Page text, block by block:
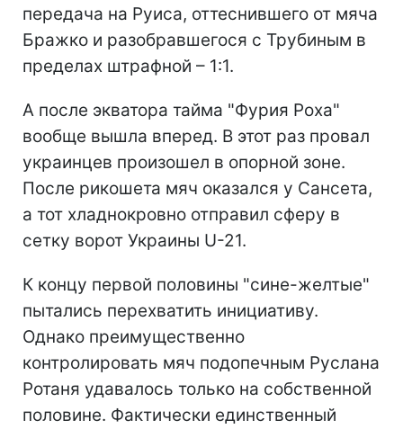
передача на Руиса, оттеснившего от мяча
Бражко и разобравшегося с Трубиным в
пределах штрафной – 1:1.
А после экватора тайма "Фурия Роха"
вообще вышла вперед. В этот раз провал
украинцев произошел в опорной зоне.
После рикошета мяч оказался у Сансета,
а тот хладнокровно отправил сферу в
сетку ворот Украины U-21.
К концу первой половины "сине-желтые"
пытались перехватить инициативу.
Однако преимущественно
контролировать мяч подопечным Руслана
Ротаня удавалось только на собственной
половине. Фактически единственный